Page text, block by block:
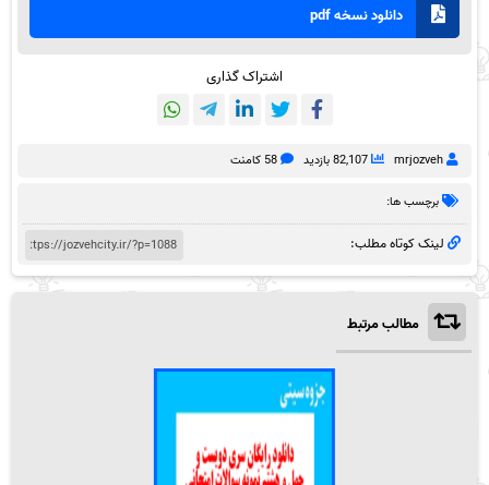
دانلود نسخه pdf
اشتراک گذاری
mrjozveh 82,107 بازدید 58 کامنت
برچسب ها:
لینک کوتاه مطلب:
مطالب مرتبط